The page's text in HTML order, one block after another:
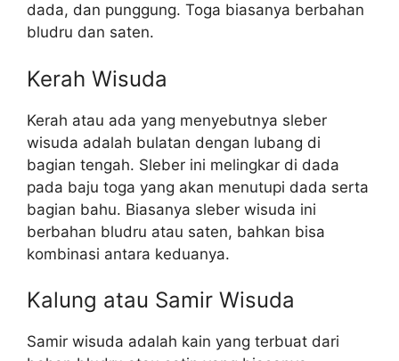
dada, dan punggung. Toga biasanya berbahan
bludru dan saten.
Kerah Wisuda
Kerah atau ada yang menyebutnya sleber
wisuda adalah bulatan dengan lubang di
bagian tengah. Sleber ini melingkar di dada
pada baju toga yang akan menutupi dada serta
bagian bahu. Biasanya sleber wisuda ini
berbahan bludru atau saten, bahkan bisa
kombinasi antara keduanya.
Kalung atau Samir Wisuda
Samir wisuda adalah kain yang terbuat dari